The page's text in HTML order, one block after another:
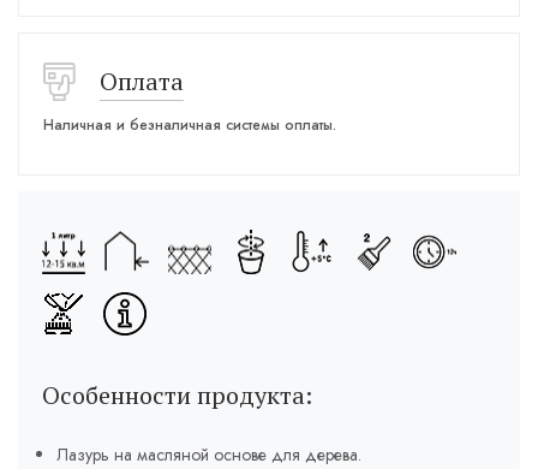
Оплата
Наличная и безналичная системы оплаты.
Особенности продукта:
Лазурь на масляной основе для дерева.